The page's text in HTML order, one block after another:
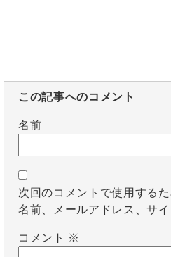
この記事へのコメント
名前
次回のコメントで使用する
名前、メールアドレス、サイ
コメント ※